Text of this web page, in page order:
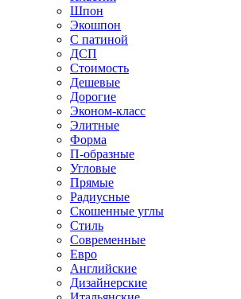
Шпон
Экошпон
С патиной
ДСП
Стоимость
Дешевые
Дорогие
Эконом-класс
Элитные
Форма
П-образные
Угловые
Прямые
Радиусные
Скошенные углы
Стиль
Современные
Евро
Английские
Дизайнерские